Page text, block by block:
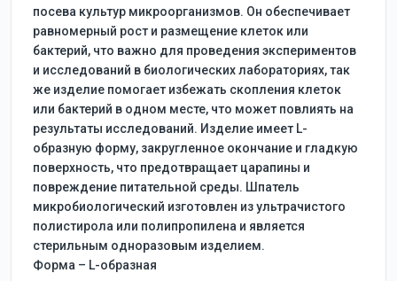
посева культур микроорганизмов. Он обеспечивает
равномерный рост и размещение клеток или
бактерий, что важно для проведения экспериментов
и исследований в биологических лабораториях, так
же изделие помогает избежать скопления клеток
или бактерий в одном месте, что может повлиять на
результаты исследований. Изделие имеет L-
образную форму, закругленное окончание и гладкую
поверхность, что предотвращает царапины и
повреждение питательной среды. Шпатель
микробиологический изготовлен из ультрачистого
полистирола или полипропилена и является
стерильным одноразовым изделием.
Форма – L-образная